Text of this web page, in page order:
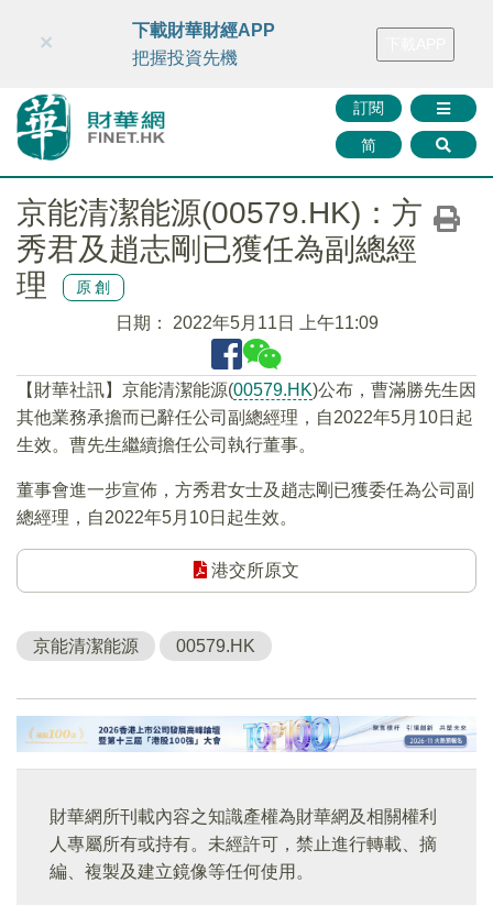
財華智庫網 FINTV FINMETA 財華證券 媒體矩陣
訂閱
简
×
下載財華財經APP
把握投資先機
京能清潔能源(00579.HK)：方
秀君及趙志剛已獲任為副總經
理
原創
日期： 2022年5月11日 上午11:09
【財華社訊】京能清潔能源(00579.HK)公布，曹滿勝先生因
其他業務承擔而已辭任公司副總經理，自2022年5月10日起
生效。曹先生繼續擔任公司執行董事。
董事會進一步宣佈，方秀君女士及趙志剛已獲委任為公司副
總經理，自2022年5月10日起生效。
港交所原文
京能清潔能源 00579.HK
財華網所刊載內容之知識產權為財華網及相關權利
人專屬所有或持有。未經許可，禁止進行轉載、摘
編、複製及建立鏡像等任何使用。